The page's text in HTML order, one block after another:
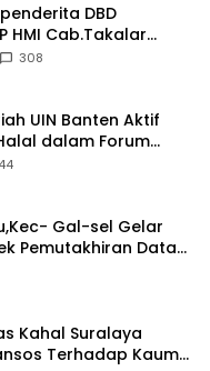
DBD
HMI Cab.Takalar
308
UIN Banten Aktif
dalam Forum
Gal-sel Gelar
Pemutakhiran Data
Kahal Suralaya
Terhadap Kaum